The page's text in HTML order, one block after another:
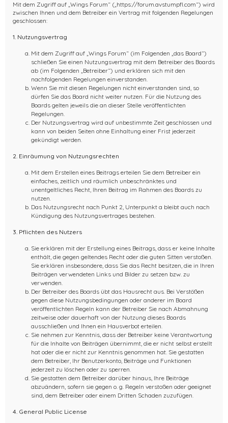
Mit dem Zugriff auf „Wings Forum“ („https://forum.avstumpfl.com“) wird
zwischen Ihnen und dem Betreiber ein Vertrag mit folgenden Regelungen
geschlossen:
1. Nutzungsvertrag
Mit dem Zugriff auf „Wings Forum“ (im Folgenden „das Board“)
schließen Sie einen Nutzungsvertrag mit dem Betreiber des Boards
ab (im Folgenden „Betreiber“) und erklären sich mit den
nachfolgenden Regelungen einverstanden.
Wenn Sie mit diesen Regelungen nicht einverstanden sind, so
dürfen Sie das Board nicht weiter nutzen. Für die Nutzung des
Boards gelten jeweils die an dieser Stelle veröffentlichten
Regelungen.
Der Nutzungsvertrag wird auf unbestimmte Zeit geschlossen und
kann von beiden Seiten ohne Einhaltung einer Frist jederzeit
gekündigt werden.
2. Einräumung von Nutzungsrechten
Mit dem Erstellen eines Beitrags erteilen Sie dem Betreiber ein
einfaches, zeitlich und räumlich unbeschränktes und
unentgeltliches Recht, Ihren Beitrag im Rahmen des Boards zu
nutzen.
Das Nutzungsrecht nach Punkt 2, Unterpunkt a bleibt auch nach
Kündigung des Nutzungsvertrages bestehen.
3. Pflichten des Nutzers
Sie erklären mit der Erstellung eines Beitrags, dass er keine Inhalte
enthält, die gegen geltendes Recht oder die guten Sitten verstoßen.
Sie erklären insbesondere, dass Sie das Recht besitzen, die in Ihren
Beiträgen verwendeten Links und Bilder zu setzen bzw. zu
verwenden.
Der Betreiber des Boards übt das Hausrecht aus. Bei Verstößen
gegen diese Nutzungsbedingungen oder anderer im Board
veröffentlichten Regeln kann der Betreiber Sie nach Abmahnung
zeitweise oder dauerhaft von der Nutzung dieses Boards
ausschließen und Ihnen ein Hausverbot erteilen.
Sie nehmen zur Kenntnis, dass der Betreiber keine Verantwortung
für die Inhalte von Beiträgen übernimmt, die er nicht selbst erstellt
hat oder die er nicht zur Kenntnis genommen hat. Sie gestatten
dem Betreiber, Ihr Benutzerkonto, Beiträge und Funktionen
jederzeit zu löschen oder zu sperren.
Sie gestatten dem Betreiber darüber hinaus, Ihre Beiträge
abzuändern, sofern sie gegen o. g. Regeln verstoßen oder geeignet
sind, dem Betreiber oder einem Dritten Schaden zuzufügen.
4. General Public License